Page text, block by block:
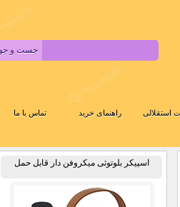
استقلالی راهنمای خرید تماس با ما
اسپیکر بلوتوثی میکروفن دار قابل حمل